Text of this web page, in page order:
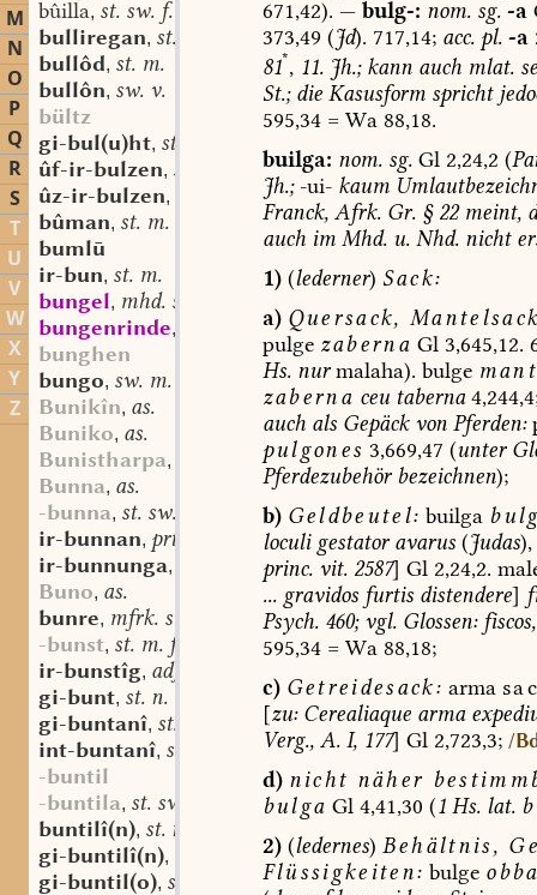
M
N
O
P
Q
R
S
T
U
V
W
X
Y
Z
bûilla, st. sw. f.
bulliregan, st. m.
bullôd, st. m.
bullôn, sw. v.
bültz
gi-bul(u)ht, st. f.
ûf-ir-bulzen, sw. v.
ûz-ir-bulzen,
bûman, st. m.
bumlū
ir-bun, st. m.
bungel, mhd. st. m.
bungenrinde,
bunghen
bungo, sw. m.
Bunikîn, as.
Buniko, as.
Bunistharpa,
Bunna, as.
-bunna, st. sw. f.
ir-bunnan, prt.-prs.
ir-bunnunga,
Buno, as.
bunre, mfrk. st. n.
-bunst, st. m. f.
ir-bunstîg, adj.
gi-bunt, st. n.
gi-buntanî, st. f.
int-buntanî, st. f.
-buntil
-buntila, st. sw. f.
buntilî(n), st. n.
gi-buntilî(n),
gi-buntil(o), st. sw. m.
671,42). — bulg-: nom.sg. -a
373,49 (Jd). 717,14; acc.pl. -a
81*, 11.Jh.;kannauchmlat.
St.;dieKasusformspricht
595,34=Wa88,18.
builga: nom.sg.Gl2,24,2 (
Jh.; -ui- kaum
Franck,Afrk.Gr. §22meint,
auchimMhd.u.Nhd.nicht
1)(lederner) Sack:
a) Quersack,
pulge zaberna Gl 3,645,12.
Hs.nurmalaha). bulge
zaberna ceu taberna
auchalsGepäckvonPferden:
pulgones 3,669,47 (unter
Pferdezubehör bezeichnen);
b) Geldbeutel: builga
loculi gestatoravarus(Judas),
princ.vit.2587] Gl2,24,2.
...gravidosfurtis distendere]
Psych.460;vgl.Glossen: fiscos,
595,34=Wa88,18;
c) Getreidesack: arma
[zu: Cerealiaquearma
Verg.,A. I,177] Gl2,723,3; /
d) nicht näher
bulga Gl 4,41,30 (1 Hs. lat.
2)(ledernes) Behältnis,
Flüssigkeiten: bulge